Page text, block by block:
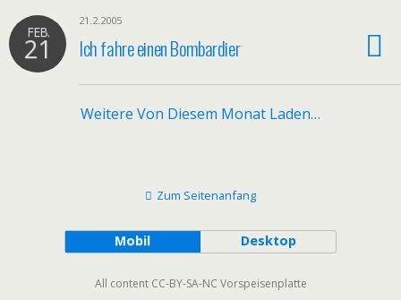
FEB.
21
21.2.2005
Ich fahre einen Bombardier
Weitere Von Diesem Monat Laden…
Zum Seitenanfang
Mobil Desktop
All content CC-BY-SA-NC Vorspeisenplatte